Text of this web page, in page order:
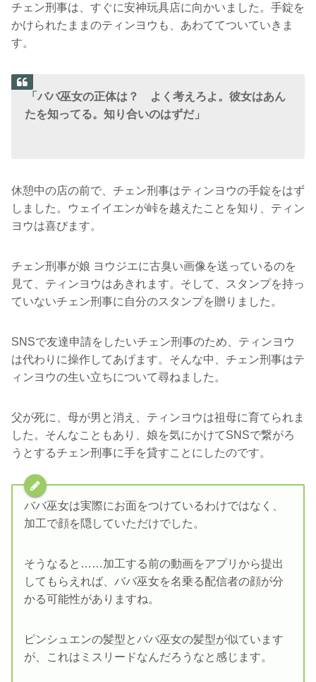
チェン刑事は、すぐに安神玩具店に向かいました。手錠を
かけられたままのティンヨウも、あわててついていきま
す。
「ババ巫女の正体は？ よく考えろよ。彼女はあん
たを知ってる。知り合いのはずだ」
休憩中の店の前で、チェン刑事はティンヨウの手錠をはず
しました。ウェイイエンが峠を越えたことを知り、ティン
ヨウは喜びます。
チェン刑事が娘 ヨウジエに古臭い画像を送っているのを
見て、ティンヨウはあきれます。そして、スタンプを持っ
ていないチェン刑事に自分のスタンプを贈りました。
SNSで友達申請をしたいチェン刑事のため、ティンヨウ
は代わりに操作してあげます。そんな中、チェン刑事はテ
ィンヨウの生い立ちについて尋ねました。
父が死に、母が男と消え、ティンヨウは祖母に育てられま
した。そんなこともあり、娘を気にかけてSNSで繋がろ
うとするチェン刑事に手を貸すことにしたのです。
ババ巫女は実際にお面をつけているわけではなく、
加工で顔を隠していただけでした。
そうなると……加工する前の動画をアプリから提出
してもらえれば、ババ巫女を名乗る配信者の顔が分
かる可能性がありますね。
ピンシュエンの髪型とババ巫女の髪型が似ています
が、これはミスリードなんだろうなと感じます。